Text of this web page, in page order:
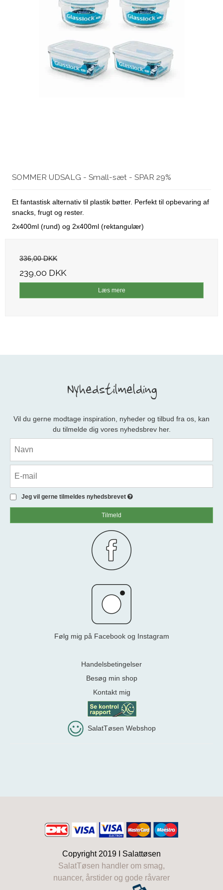
SOMMER UDSALG - Small-sæt - SPAR 29%
Et fantastisk alternativ til plastik bøtter. Perfekt til opbevaring af
snacks, frugt og rester.
2x400ml (rund) og 2x400ml (rektangulær)
336,00 DKK
239,00 DKK
Læs mere
Nyhedstilmelding
Vil du gerne modtage inspiration, nyheder og tilbud fra os, kan
du tilmelde dig vores nyhedsbrev her.
Jeg vil gerne tilmeldes nyhedsbrevet
Tilmeld
Følg mig på Facebook og Instagram
Handelsbetingelser
Besøg min shop
Kontakt mig
SalatTøsen Webshop
Copyright 2019 I Salattøsen
SalatTøsen handler om smag,
nuancer, årstider og gode råvarer